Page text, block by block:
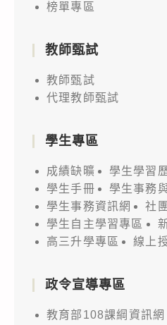
高
生
競
賽，
說
請
查
照。
榜單專區
教師甄試
教師甄試
代理教師甄試
學生專區
成績缺曠
學生學習
學生手冊
學生事務
學生事務資訊網
社
學生自主學習專區
高三升學專區
線上
政令宣導專區
教育部108課綱資訊網